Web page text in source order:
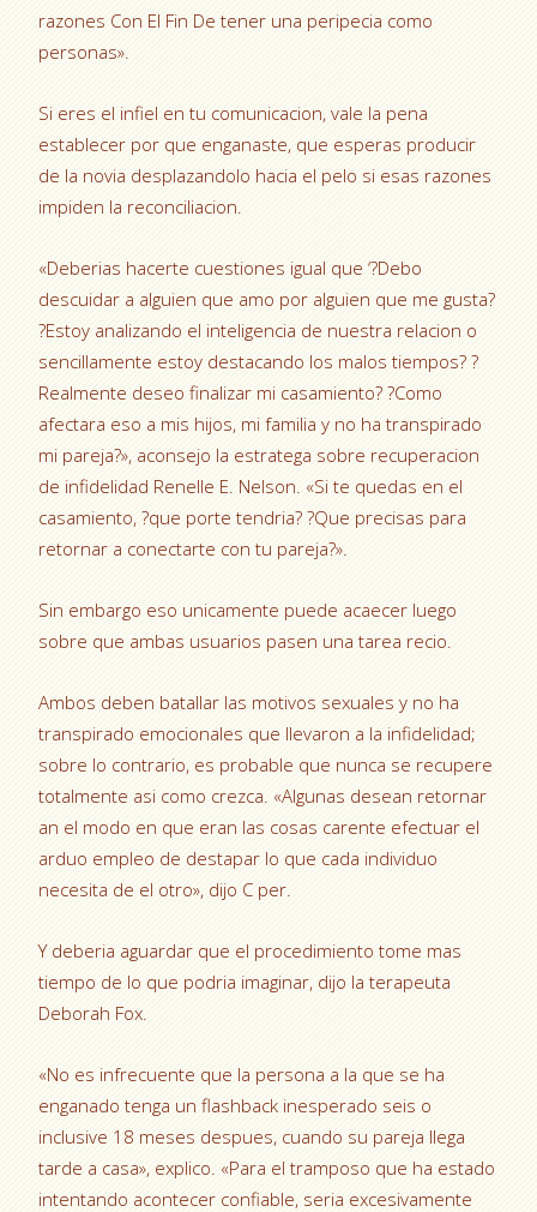
razones Con El Fin De tener una peripecia como
personas».
Si eres el infiel en tu comunicacion, vale la pena
establecer por que enganaste, que esperas producir
de la novia desplazandolo hacia el pelo si esas razones
impiden la reconciliacion.
«Deberias hacerte cuestiones igual que ‘?Debo
descuidar a alguien que amo por alguien que me gusta?
?Estoy analizando el inteligencia de nuestra relacion o
sencillamente estoy destacando los malos tiempos? ?
Realmente deseo finalizar mi casamiento? ?Como
afectara eso a mis hijos, mi familia y no ha transpirado
mi pareja?», aconsejo la estratega sobre recuperacion
de infidelidad Renelle E. Nelson. «Si te quedas en el
casamiento, ?que porte tendria? ?Que precisas para
retornar a conectarte con tu pareja?».
Sin embargo eso unicamente puede acaecer luego
sobre que ambas usuarios pasen una tarea recio.
Ambos deben batallar las motivos sexuales y no ha
transpirado emocionales que llevaron a la infidelidad;
sobre lo contrario, es probable que nunca se recupere
totalmente asi­ como crezca. «Algunas desean retornar
an el modo en que eran las cosas carente efectuar el
arduo empleo de destapar lo que cada individuo
necesita de el otro», dijo C per.
Y deberia aguardar que el procedimiento tome mas
tiempo de lo que podria imaginar, dijo la terapeuta
Deborah Fox.
«No es infrecuente que la persona a la que se ha
enganado tenga un flashback inesperado seis o
inclusive 18 meses despues, cuando su pareja llega
tarde a casa», explico. «Para el tramposo que ha estado
intentando acontecer confiable, seri­a excesivamente